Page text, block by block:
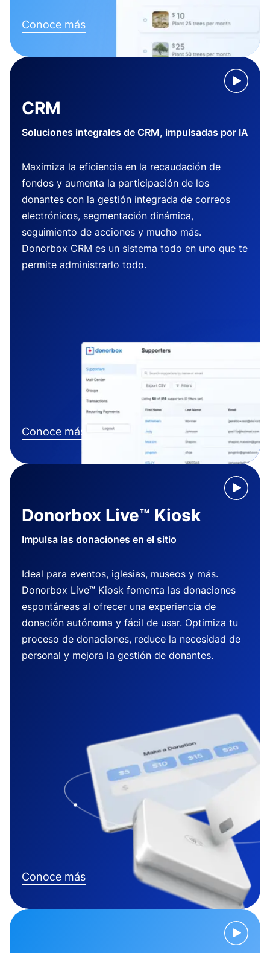
Conoce más
CRM
Soluciones integrales de CRM, impulsadas por IA
Maximiza la eficiencia en la recaudación de
fondos y aumenta la participación de los
donantes con la gestión integrada de correos
electrónicos, segmentación dinámica,
seguimiento de acciones y mucho más.
Donorbox CRM es un sistema todo en uno que te
permite administrarlo todo.
Conoce más
Donorbox Live™ Kiosk
Impulsa las donaciones en el sitio
Ideal para eventos, iglesias, museos y más.
Donorbox Live™ Kiosk fomenta las donaciones
espontáneas al ofrecer una experiencia de
donación autónoma y fácil de usar. Optimiza tu
proceso de donaciones, reduce la necesidad de
personal y mejora la gestión de donantes.
Conoce más